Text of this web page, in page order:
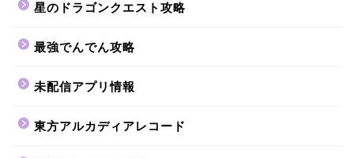
星のドラゴンクエスト攻略
最強でんでん攻略
未配信アプリ情報
東方アルカディアレコード